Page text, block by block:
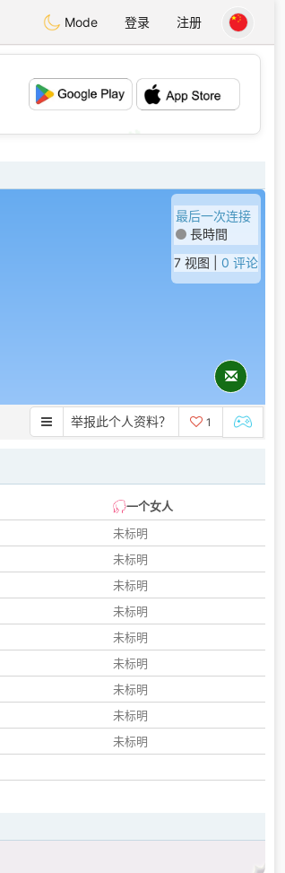
Mode 登录 注册
最后一次连接
長時間
7 视图 | 0 评论
举报此个人资料？ 1
一个女人
未标明
未标明
未标明
未标明
未标明
未标明
未标明
未标明
未标明